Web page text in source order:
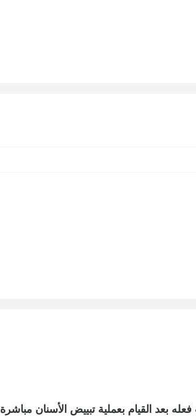
بعد القيام بعملية تبييض الأسنان مباشرة